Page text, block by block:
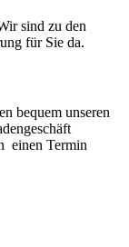
sind zu den
für Sie da.
bequem unseren
einen Termin